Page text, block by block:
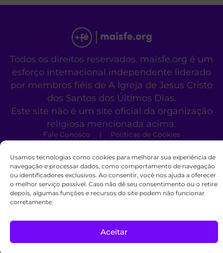
Usamos tecnologias como cookies para melhorar sua experiência de
navegação e processar dados, como comportamento de navegação
ou identificadores exclusivos. Ao consentir, você nos ajuda a oferecer
o melhor serviço possível. Caso não dê seu consentimento ou o retire
depois, algumas funções e recursos do site podem não funcionar
corretamente.
Aceitar
Todos os direitos reservados. maisfe.org é um
esforço internacional independente liderado
por membros fiéis de A Igreja de Jesus Cristo
dos Santos dos Últimos Dias.
Este site não é um site oficial da organização
religiosa mencionada acima.
Fale Conosco Políticas de Cookies